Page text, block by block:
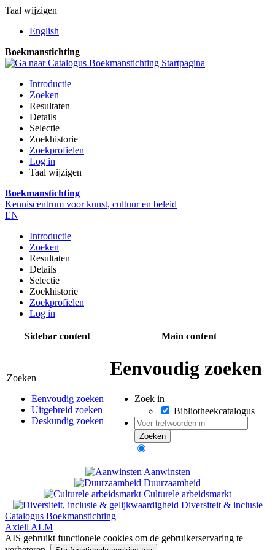
Taal wijzigen
English
Boekmanstichting
Introductie
Zoeken
Resultaten
Details
Selectie
Zoekhistorie
Zoekprofielen
Log in
Taal wijzigen
Boekmanstichting
Kenniscentrum voor kunst, cultuur en beleid
EN
Introductie
Zoeken
Resultaten
Details
Selectie
Zoekhistorie
Zoekprofielen
Log in
Sidebar content Main content
Zoeken
Eenvoudig zoeken
Uitgebreid zoeken
Deskundig zoeken
Eenvoudig zoeken
Zoek in
Bibliotheekcatalogus
Aanwinsten
Duurzaamheid
Culturele arbeidsmarkt
Diversiteit & inclusie
Catalogus Boekmanstichting
Axiell ALM
AIS gebruikt functionele cookies om de gebruikerservaring te